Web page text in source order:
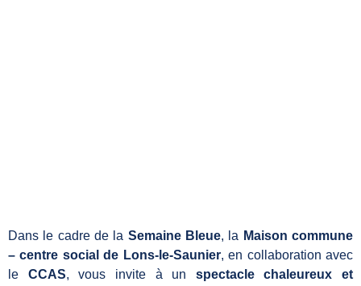
Dans le cadre de la Semaine Bleue, la Maison commune
– centre social de Lons-le-Saunier, en collaboration avec
le CCAS, vous invite à un spectacle chaleureux et